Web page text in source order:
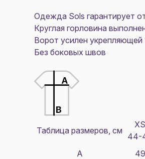
Одежда Sols гарантирует
Круглая горловина
Ворот усилен укрепляющей
Без боковых швов
Таблица размеров, см
XS
44-
A
49